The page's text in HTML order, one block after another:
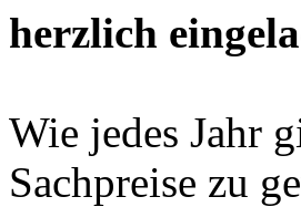
herzlich
Wie jedes Jahr
Sachpreise zu